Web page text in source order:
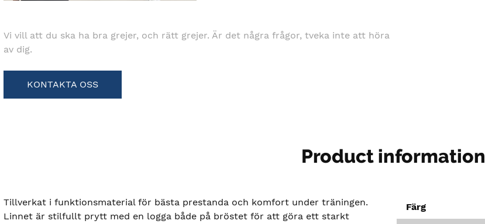
Vi vill att du ska ha bra grejer, och rätt grejer. Är det några frågor, tveka inte att höra
av dig.
KONTAKTA OSS
Product information
Tillverkat i funktionsmaterial för bästa prestanda och komfort under träningen.
Linnet är stilfullt prytt med en logga både på bröstet för att göra ett starkt
Färg